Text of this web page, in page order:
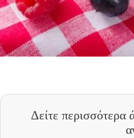
Δείτε περισσότερα